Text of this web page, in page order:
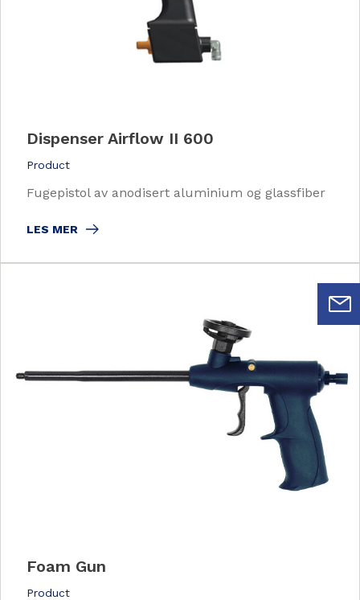
Dispenser Airflow II 600
Product
Fugepistol av anodisert aluminium og glassfiber
LES MER
Foam Gun
Product